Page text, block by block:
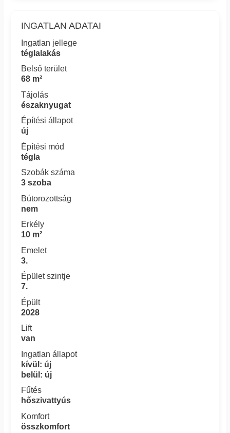
INGATLAN ADATAI
Ingatlan jellege
téglalakás
Belső terület
68 m²
Tájolás
északnyugat
Építési állapot
új
Építési mód
tégla
Szobák száma
3 szoba
Bútorozottság
nem
Erkély
10 m²
Emelet
3.
Épület szintje
7.
Épült
2028
Lift
van
Ingatlan állapot
kívül: új
belül: új
Fűtés
hőszivattyús
Komfort
összkomfort